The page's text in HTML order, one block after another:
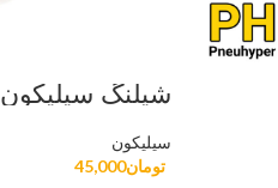
شیلنگ سیلیکون 7*5
سیلیکون
تومان45,000